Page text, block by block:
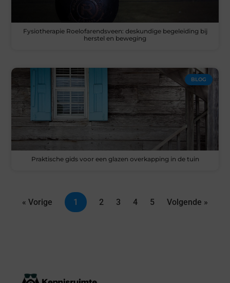
Fysiotherapie Roelofarendsveen: deskundige begeleiding bij
herstel en beweging
BLOG
Praktische gids voor een glazen overkapping in de tuin
« Vorige 1 2 3 4 5 Volgende »